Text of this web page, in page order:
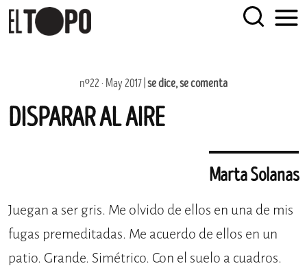
content
nº22 · May 2017 | se dice, se comenta
DISPARAR AL AIRE
Marta Solanas
Juegan a ser gris. Me olvido de ellos en una de mis
fugas premeditadas. Me acuerdo de ellos en un
patio. Grande. Simétrico. Con el suelo a cuadros.